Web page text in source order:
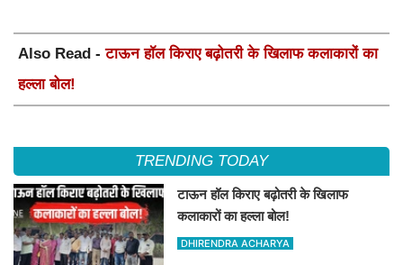
Also Read -टाऊन हॉल किराए बढ़ोतरी के खिलाफ कलाकारों का
हल्ला बोल!
TRENDING TODAY
टाऊन हॉल किराए बढ़ोतरी के खिलाफ
कलाकारों का हल्ला बोल!
DHIRENDRA ACHARYA